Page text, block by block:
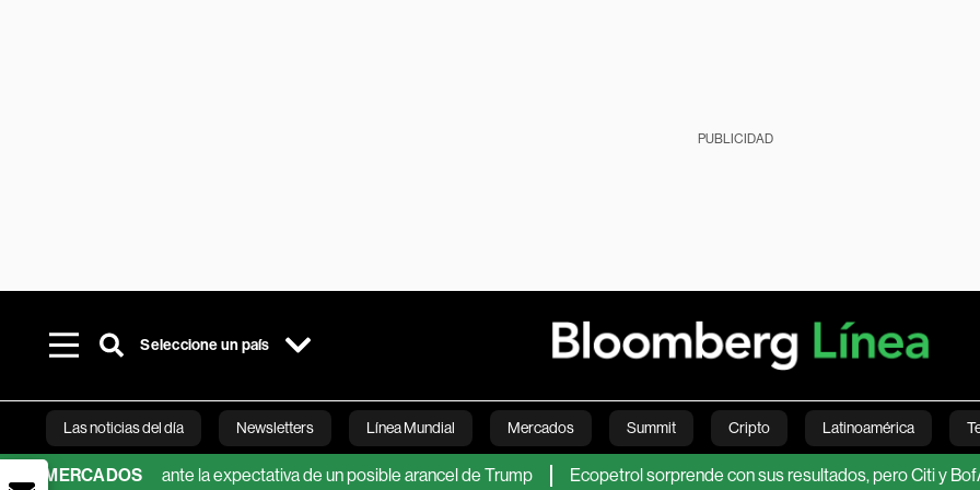
PUBLICIDAD
Seleccione un país
Las noticias del día Newsletters Línea Mundial Mercados Summit Cripto Latinoamérica
Bloomberg Green Economía Estilo de vida Mundo Videos
MERCADOS
tres meses ante la expectativa de un posible arancel de Trump Ecopetrol sorprende con sus resultados, pero Citi y BofA